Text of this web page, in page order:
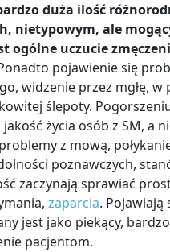
duża ilość
nietypowym, ale
ogólne uczucie
pojawienie się
widzenie przez mgłę, w
ślepoty.
życia osób z SM, a
z mową,
poznawczych,
zaczynają sprawiać
zaparcia. Pojawiają
jest jako piekący,
pacjentom.